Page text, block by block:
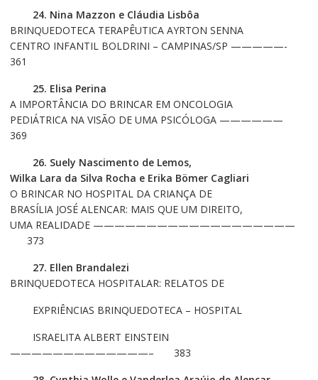
24. Nina Mazzon e Cláudia Lisbôa
BRINQUEDOTECA TERAPÊUTICA AYRTON SENNA
CENTRO INFANTIL BOLDRINI – CAMPINAS/SP —————-
361
25. Elisa Perina
A IMPORTÂNCIA DO BRINCAR EM ONCOLOGIA
PEDIÁTRICA NA VISÃO DE UMA PSICÓLOGA ——————
369
26. Suely Nascimento de Lemos,
Wilka Lara da Silva Rocha e Erika Bömer Cagliari
O BRINCAR NO HOSPITAL DA CRIANÇA DE
BRASÍLIA JOSÉ ALENCAR: MAIS QUE UM DIREITO,
UMA REALIDADE ———————————————————
373
27. Ellen Brandalezi
BRINQUEDOTECA HOSPITALAR: RELATOS DE
EXPRIÊNCIAS BRINQUEDOTECA – HOSPITAL
ISRAELITA ALBERT EINSTEIN
—————————————– 383